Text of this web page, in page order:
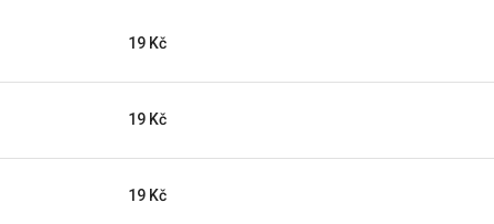
19 Kč
19 Kč
19 Kč